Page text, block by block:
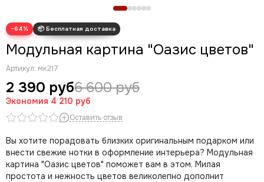
−64%
Модульная картина "Оазис цветов"
Артикул: мк217
2 390 руб6 600 руб
Экономия 4 210 руб
Оставить отзыв
Вы хотите порадовать близких оригинальным подарком или
внести свежие нотки в оформление интерьера? Модульная
картина "Оазис цветов" поможет вам в этом. Милая
простота и нежность цветов великолепно дополнит